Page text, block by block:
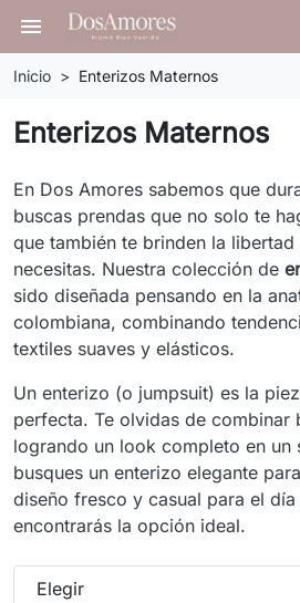
menu
Inicio Enterizos Maternos
Enterizos Maternos
En Dos Amores sabemos que
buscas prendas que no solo te
que también te brinden la
necesitas. Nuestra colección de
sido diseñada pensando en la
colombiana, combinando
textiles suaves y elásticos.
Un enterizo (o jumpsuit) es la
perfecta. Te olvidas de combinar
logrando un look completo en un
busques un enterizo elegante
diseño fresco y casual para el
encontrarás la opción ideal.
Elegir